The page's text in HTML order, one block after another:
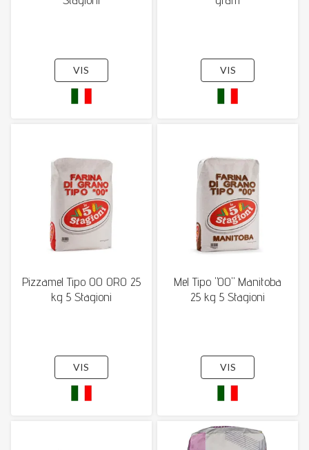
VIS VIS
Pizzamel Tipo 00 ORO 25
kg 5 Stagioni
VIS
Mel Tipo "00" Manitoba
25 kg 5 Stagioni
VIS